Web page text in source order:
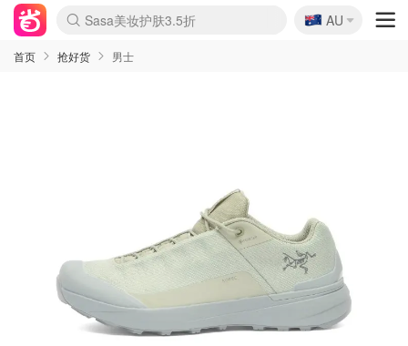
lululemon折扣上新
Sasa美妆护肤3.5折
SSENSE年中3折
FreshBeauty好价汇总
Cettire降价+叠9折
WWS Coles超市实拍
viagogo二手票捡漏
Myer超级周末1折
The Outnet奢牌1折起
David Jones 3折起
Flannels大牌1折
Perfumes Club护肤1折
AMIRO返校季6.2折
Amazon折扣汇总
eToro入金$200送$50
Amazon数码好物
ICONIC本周7.5折
ThedoubleF高奢地板价
Moose Knuckles 6折
丝芙兰5折起
EUFY官网3.7折起
Selenichast首饰2折
Trip机票酒店促销
YSL送5件彩妆礼
Amazon家居好物
Amazon美妆护肤
雅漾大喷$8
过敏原检测盒$33
伊索独家赠50ml沐浴露
科颜氏清仓3折
SEALIFE海洋馆门票6折
丝塔芙大白罐$16
订阅Newsletter送香薰
Cult Beauty 6.8折
Harrods圣诞日历2.3折
LN-CC奢牌私促3折
d'Alba空姐喷雾$16
EVE LOM套装逆天2折
Bernardelli独家4折
Adore Beauty 6折起
CT圣诞日历
Mytheresa奢品2.7折
Luxury Escapes 9折
Currentbody美容仪9折
MOON Garden Live
Roborock扫地机3.7折
Tingo Life水杯$24
Valentino官网5折
CR洗发护发6.3折
修丽可套装7.4折
Myer彩妆2件7折
GANNI官网4.5折
Stylevana韩妆4折
Tessabit高奢8.5折
OGX洗护4折
Amazon阿德莱德次日达
卡诗8.5折+赠礼
Philips Hue灯具8折
🇦🇺
AU
首页 抢好货 男士